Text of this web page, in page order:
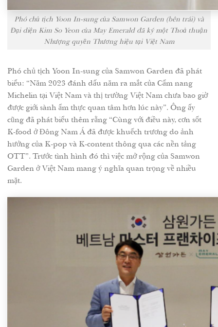
Phó chủ tịch Yoon In-sung của Samwon Garden (bên trái) và
Đại diện Kim So Yeon của May Emerald đã ký một Thoả thuận
Nhượng quyền Thương hiệu tại Việt Nam
Phó chủ tịch Yoon In-sung của Samwon Garden đã phát
biểu: “Năm 2023 đánh dấu năm ra mắt của Cẩm nang
Michelin tại Việt Nam và thị trường Việt Nam chưa bao giờ
được giới sành ẩm thực quan tâm hơn lúc này”. Ông ấy
cũng đã phát biểu thêm rằng “Cùng với điều này, cơn sốt
K-food ở Đông Nam Á đã được khuếch trương do ảnh
hưởng của K-pop và K-content thông qua các nền tảng
OTT”. Trước tình hình đó thì việc mở rộng của Samwon
Garden ở Việt Nam mang ý nghĩa quan trọng về nhiều
mặt.